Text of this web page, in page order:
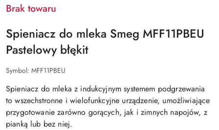
Brak towaru
Spieniacz do mleka Smeg MFF11PBEU
Pastelowy błękit
Symbol: MFF11PBEU
Spieniacz do mleka z indukcyjnym systemem podgrzewania
to wszechstronne i wielofunkcyjne urządzenie, umożliwiające
przygotowanie zarówno gorących, jak i zimnych napojów, z
pianką lub bez niej.